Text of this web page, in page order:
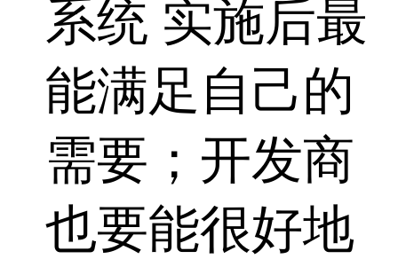
系统 实施后最
能满足自己的
需要；开发商
也要能很好地